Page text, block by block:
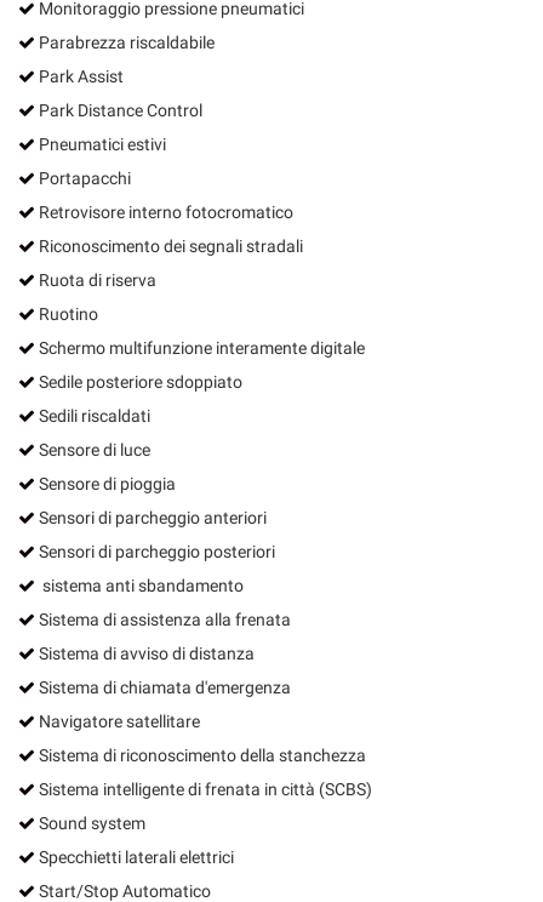
Monitoraggio pressione pneumatici
Parabrezza riscaldabile
Park Assist
Park Distance Control
Pneumatici estivi
Portapacchi
Retrovisore interno fotocromatico
Riconoscimento dei segnali stradali
Ruota di riserva
Ruotino
Schermo multifunzione interamente digitale
Sedile posteriore sdoppiato
Sedili riscaldati
Sensore di luce
Sensore di pioggia
Sensori di parcheggio anteriori
Sensori di parcheggio posteriori
sistema anti sbandamento
Sistema di assistenza alla frenata
Sistema di avviso di distanza
Sistema di chiamata d'emergenza
Navigatore satellitare
Sistema di riconoscimento della stanchezza
Sistema intelligente di frenata in città (SCBS)
Sound system
Specchietti laterali elettrici
Start/Stop Automatico